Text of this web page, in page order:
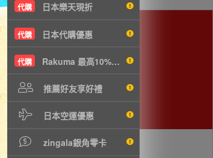
代購 日本樂天現折
代購 日本代購優惠
代購 Rakuma 最高10%現折
推薦好友享好禮
日本空運優惠
zingala銀角零卡